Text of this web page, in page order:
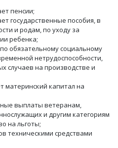
пенсии;
государственные пособия, в
и родам, по уходу за
ребенка;
обязательному социальному
нетрудоспособности,
случаев на производстве и
материнский капитал на
выплаты ветеранам,
и другим категориям
на льготы;
техническими средствами